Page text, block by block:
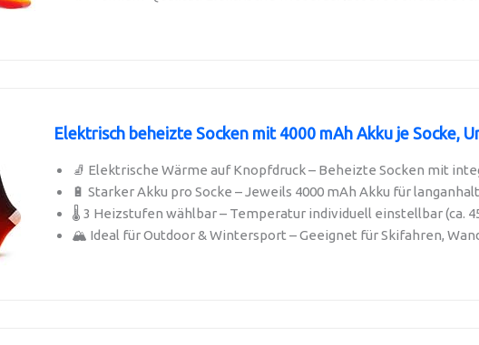
Elektrisch beheizte Socken mit 4000 mAh Akku je Socke,
🧦 Elektrische Wärme auf Knopfdruck – Beheizte Socken mit
🔋 Starker Akku pro Socke – Jeweils 4000 mAh Akku für
🌡️ 3 Heizstufen wählbar – Temperatur individuell einstellbar (ca. 45
🏔️ Ideal für Outdoor & Wintersport – Geeignet für Skifahren,